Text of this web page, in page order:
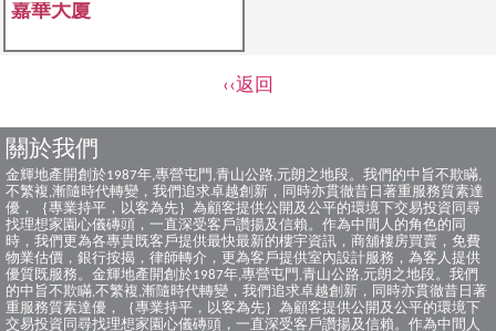
嘉華大廈
‹‹返回
關於我們
金輝地產開創於1987年,專營屯門,青山公路,元朗之地段。我們的中旨不欺瞞,
不繁複,漸隨時代轉變，我們追求卓越創新，同時亦貫徹昔日著重服務質素達
優，｛專業持平，以客為先｝為顧客提供公開及公平的環境下交易投資同尋
找理想家園心儀磚頭，一直深受客戶讚揚及信賴。作為中間人的角色的同
時，我們更為各專貴既客戶提供最快最新的樓宇資訊，商舖樓房買賣，免費
物業估價，銀行按揭，律師轉介，更為客戶提供室內設計服務，為客人提供
優質既服務。金輝地產開創於1987年,專營屯門,青山公路,元朗之地段。我們
的中旨不欺瞞,不繁複,漸隨時代轉變，我們追求卓越創新，同時亦貫徹昔日著
重服務質素達優，｛專業持平，以客為先｝為顧客提供公開及公平的環境下
交易投資同尋找理想家園心儀磚頭，一直深受客戶讚揚及信賴。作為中間人